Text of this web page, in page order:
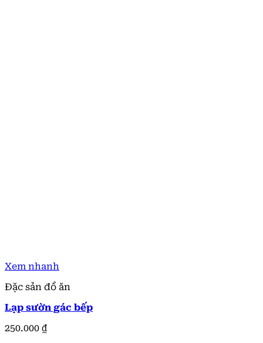
Xem nhanh
Đặc sản đồ ăn
Lạp sườn gác bếp
250.000 ₫